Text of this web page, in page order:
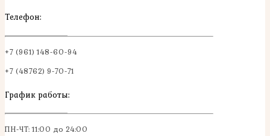
Телефон:
+7 (961) 148-60-94
+7 (48762) 9-70-71
График работы:
ПН-ЧТ: 11:00 до 24:00